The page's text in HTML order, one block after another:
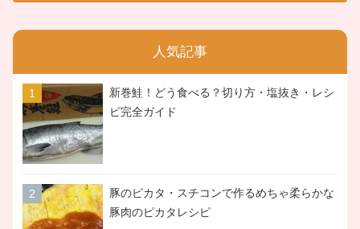
人気記事
新巻鮭！どう食べる？切り方・塩抜き・レシ
ピ完全ガイド
豚のピカタ・スチコンで作るめちゃ柔らかな
豚肉のピカタレシピ